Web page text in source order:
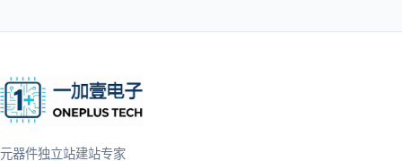
元器件独立站建站专家